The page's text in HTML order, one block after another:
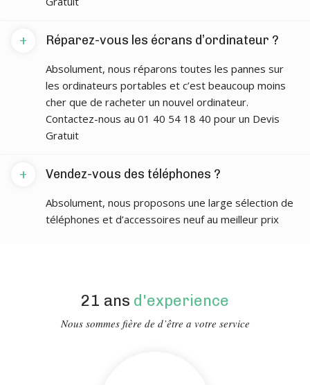
Réparez-vous les écrans d’ordinateur ?
+
Absolument, nous réparons toutes les pannes sur
les ordinateurs portables et c’est beaucoup moins
cher que de racheter un nouvel ordinateur.
Contactez-nous au 01 40 54 18 40 pour un Devis
Gratuit
Vendez-vous des téléphones ?
+
Absolument, nous proposons une large sélection de
téléphones et d’accessoires neuf au meilleur prix
21 ans d'experience
Nous sommes fière de d’être a votre service